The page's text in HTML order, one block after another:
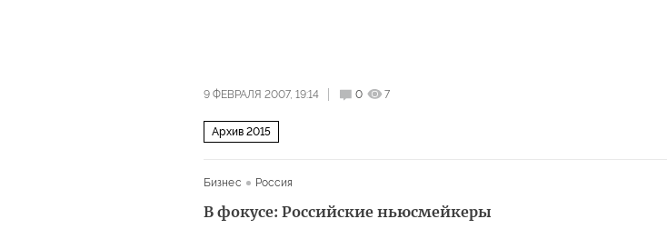
9 ФЕВРАЛЯ 2007, 19:14 0 7
Архив 2015
Бизнес Россия
В фокусе: Российские ньюсмейкеры